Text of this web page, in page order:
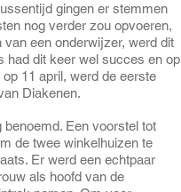
gingen er stemmen
nog verder zou opvoeren,
een onderwijzer, werd dit
had dit keer wel succes en op
11 april, werd de eerste
Diakenen.
Een voorstel tot
de twee winkelhuizen te
Er werd een echtpaar
als hoofd van de